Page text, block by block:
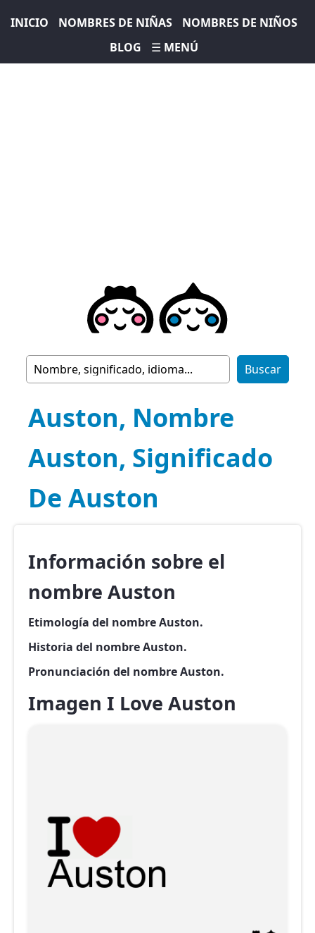
INICIO NOMBRES DE NIÑAS
NOMBRES DE NIÑOS
BLOG
☰ MENÚ
Auston, Nombre
Auston, Significado
De Auston
Información sobre el
nombre Auston
Etimología del nombre Auston.
Historia del nombre Auston.
Pronunciación del nombre Auston.
Imagen I Love Auston